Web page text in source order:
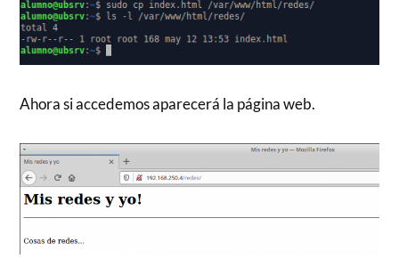
Ahora si accedemos aparecerá la página web.